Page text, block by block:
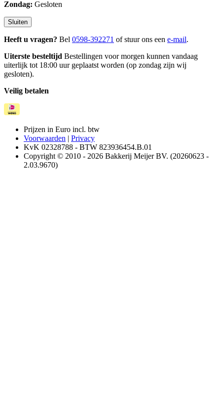
Zondag: Gesloten
Sluiten
Heeft u vragen? Bel 0598-392271 of stuur ons een e-mail.
Uiterste besteltijd Bestellingen voor morgen kunnen vandaag
uiterlijk tot 18:00 uur geplaatst worden (op zondag zijn wij
gesloten).
Veilig betalen
Prijzen in Euro incl. btw
Voorwaarden | Privacy
KvK 02328788 - BTW 823936454.B.01
Copyright © 2010 - 2026 Bakkerij Meijer BV. (20260623 -
2.03.9670)